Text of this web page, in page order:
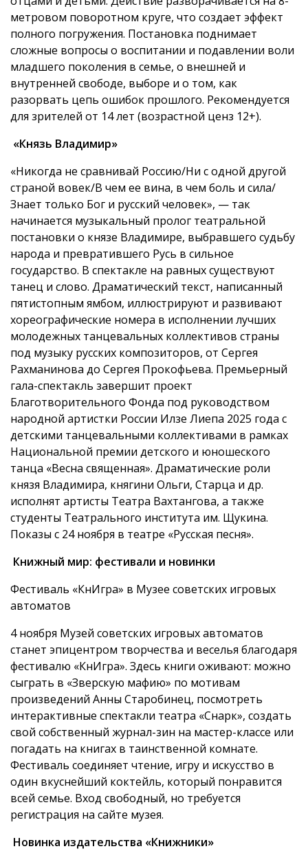
метровом поворотном круге, что создает эффект
полного погружения. Постановка поднимает
сложные вопросы о воспитании и подавлении воли
младшего поколения в семье, о внешней и
внутренней свободе, выборе и о том, как
разорвать цепь ошибок прошлого. Рекомендуется
для зрителей от 14 лет (возрастной ценз 12+).
«Князь Владимир»
«Никогда не сравнивай Россию/Ни с одной другой
страной вовек/В чем ее вина, в чем боль и сила/
Знает только Бог и русский человек», — так
начинается музыкальный пролог театральной
постановки о князе Владимире, выбравшего судьбу
народа и превратившего Русь в сильное
государство. В спектакле на равных существуют
танец и слово. Драматический текст, написанный
пятистопным ямбом, иллюстрируют и развивают
хореографические номера в исполнении лучших
молодежных танцевальных коллективов страны
под музыку русских композиторов, от Сергея
Рахманинова до Сергея Прокофьева. Премьерный
гала-спектакль завершит проект
Благотворительного Фонда под руководством
народной артистки России Илзе Лиепа 2025 года с
детскими танцевальными коллективами в рамках
Национальной премии детского и юношеского
танца «Весна священная». Драматические роли
князя Владимира, княгини Ольги, Старца и др.
исполнят артисты Театра Вахтангова, а также
студенты Театрального института им. Щукина.
Показы с 24 ноября в театре «Русская песня».
Книжный мир: фестивали и новинки
Фестиваль «КнИгра» в Музее советских игровых
автоматов
4 ноября Музей советских игровых автоматов
станет эпицентром творчества и веселья благодаря
фестивалю «КнИгра». Здесь книги оживают: можно
сыграть в «Зверскую мафию» по мотивам
произведений Анны Старобинец, посмотреть
интерактивные спектакли театра «Снарк», создать
свой собственный журнал-зин на мастер-классе или
погадать на книгах в таинственной комнате.
Фестиваль соединяет чтение, игру и искусство в
один вкуснейший коктейль, который понравится
всей семье. Вход свободный, но требуется
регистрация на сайте музея.
Новинка издательства «Книжники»